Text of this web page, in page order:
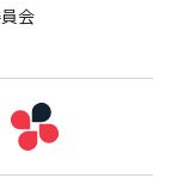
会